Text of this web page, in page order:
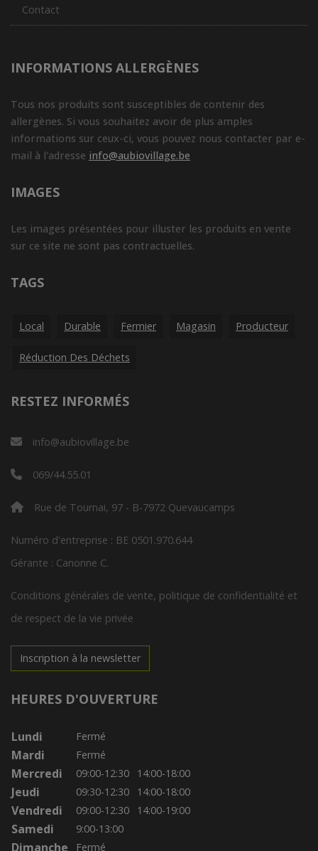
Contact
INFORMATIONS ALLERGÈNES
Tous nos produits sont susceptibles de contenir des
allergènes. Si vous souhaitez avoir de plus amples
informations sur ceux-ci, vous pouvez nous contacter par e-
mail à l'adresse info@aubiovillage.be
IMAGES
Les images présentées pour illuster les produits en vente
sur ce site ne sont pas contractuelles.
TAGS
Local Durable Fermier Magasin Producteur
Réduction Des Déchets
RESTEZ INFORMÉS
info@aubiovillage.be
069/44.55.01
Rue de Tournai, 97 - B-7972 Quevaucamps
Numéro d'entreprise : BE 0501.970.644
Gérante : Canonne C.
Conditions générales de vente, politique de confidentialité et
de respect de la vie privée
Inscription à la newsletter
HEURES D'OUVERTURE
Lundi Fermé
Mardi Fermé
Mercredi 09:00-12:30 14:00-18:00
Jeudi 09:30-12:30 14:00-18:00
Vendredi 09:00-12:30 14:00-19:00
Samedi 9:00-13:00
Dimanche Fermé